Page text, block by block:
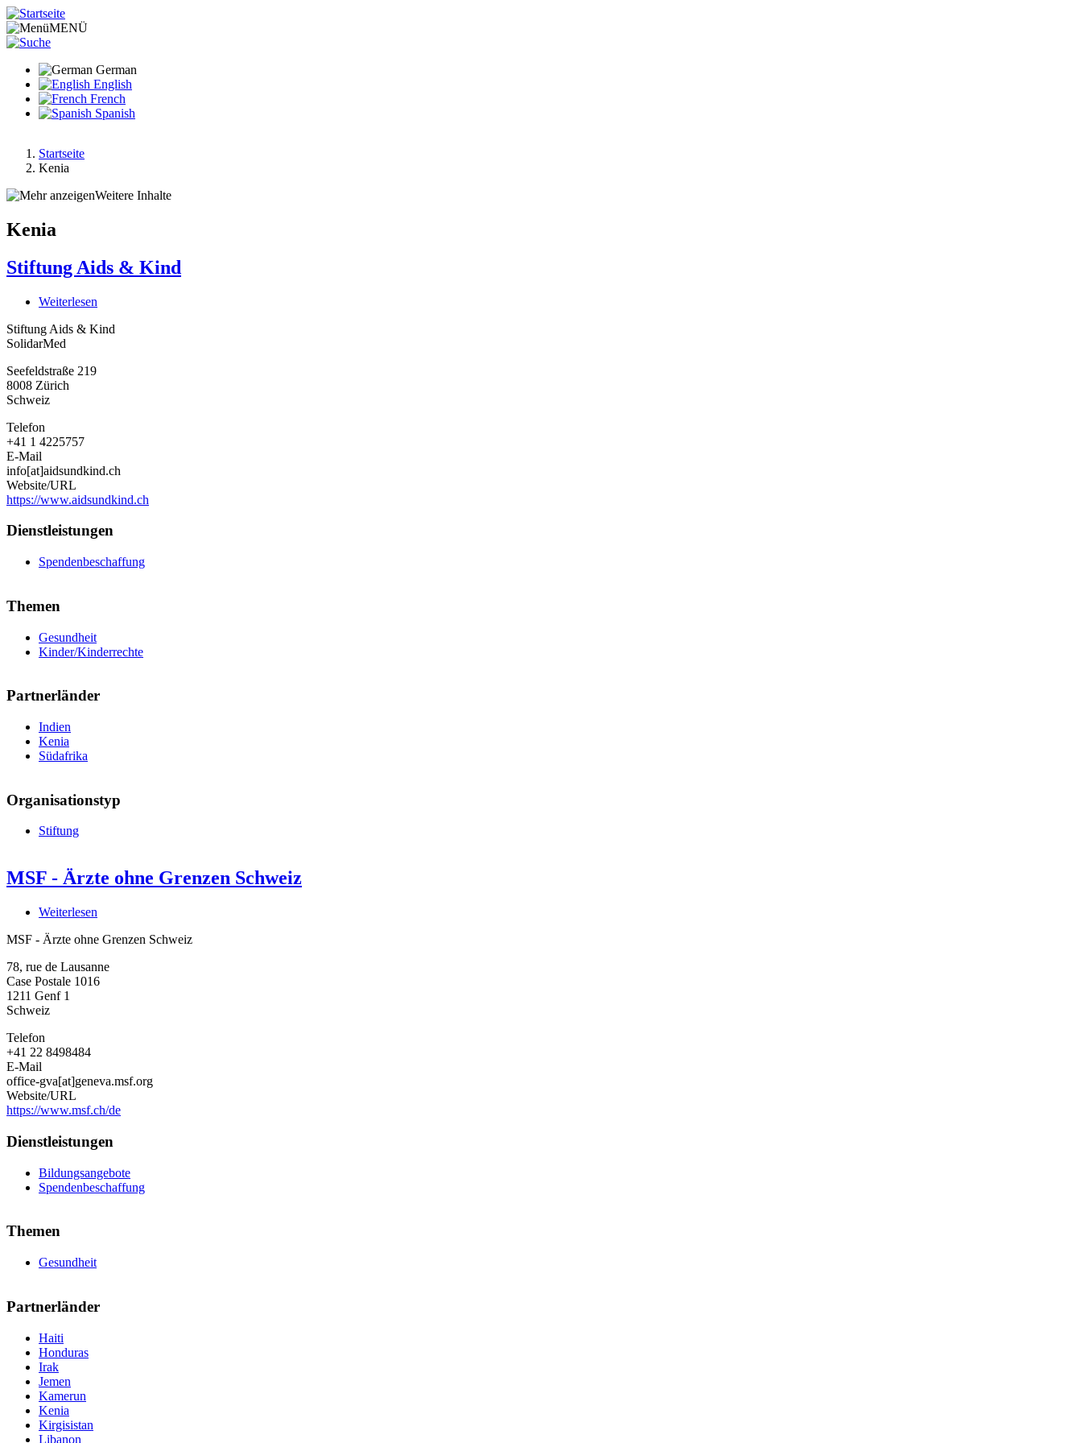
Direkt
zum
Inhalt
MENÜ
German
English
French
Spanish
Pfadnavigation
Startseite
Kenia
Weitere Inhalte
Kenia
Stiftung Aids & Kind
Weiterlesen
Aids
Stiftung Aids & Kind
SolidarMed
Seefeldstraße 219
8008 Zürich
Schweiz
Telefon
+41 1 4225757
E-Mail
info[at]aidsundkind.ch
Website/URL
https://www.aidsundkind.ch
Dienstleistungen
Spendenbeschaffung
Themen
Gesundheit
Kinder/Kinderrechte
Partnerländer
Indien
Kenia
Südafrika
Organisationstyp
Stiftung
MSF - Ärzte ohne Grenzen Schweiz
Weiterlesen
-
ohne
Grenzen
MSF - Ärzte ohne Grenzen Schweiz
78, rue de Lausanne
Case Postale 1016
1211 Genf 1
Schweiz
Telefon
+41 22 8498484
E-Mail
office-gva[at]geneva.msf.org
Website/URL
https://www.msf.ch/de
Dienstleistungen
Bildungsangebote
Spendenbeschaffung
Themen
Gesundheit
Partnerländer
Haiti
Honduras
Irak
Jemen
Kamerun
Kenia
Kirgisistan
Libanon